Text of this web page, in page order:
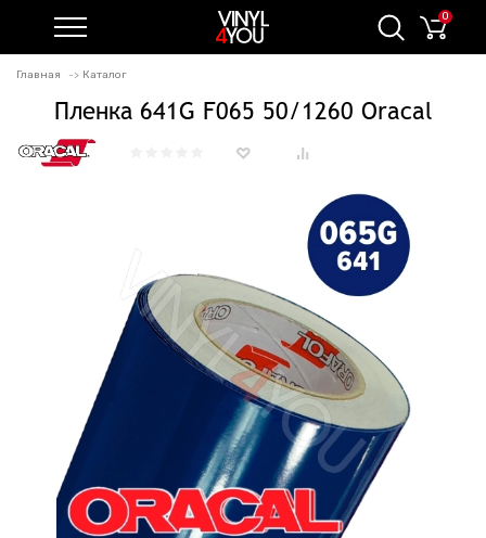
0
Главная Каталог
Пленка 641G F065 50/1260 Oracal